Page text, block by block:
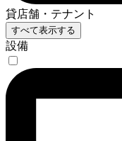
貸店舗・テナント
すべて表示する
設備